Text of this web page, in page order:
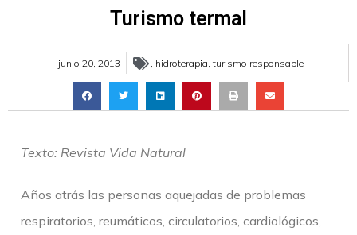
Turismo termal
junio 20, 2013 , hidroterapia, turismo responsable
Texto: Revista Vida Natural
Años atrás las personas aquejadas de problemas
respiratorios, reumáticos, circulatorios, cardiológicos,